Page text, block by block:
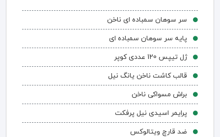
سر سوهان سمباده ای ناخن
پایه سر سوهان سمباده ای
ژل تیپس 120 عددی کوپر
قالب کاشت ناخن یانگ نیل
براش مسواکی ناخن
پرایمر اسیدی نیل پرفکت
ضد قارچ ویتالوکس